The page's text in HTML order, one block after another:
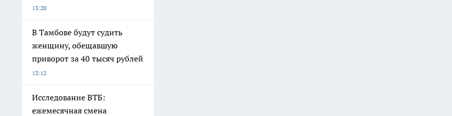
13:20
В Тамбове будут судить
женщину, обещавшую
приворот за 40 тысяч рублей
13:12
Исследование ВТБ:
ежемесячная смена